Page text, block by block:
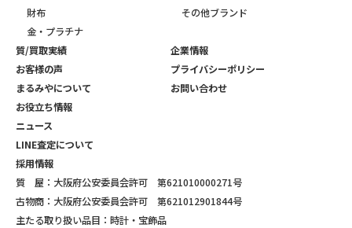
財布
金・プラチナ
その他ブランド
質/買取実績
お客様の声
まるみやについて
お役立ち情報
ニュース
LINE査定について
採用情報
企業情報
プライバシーポリシー
お問い合わせ
質 屋：大阪府公安委員会許可 第621010000271号
古物商：大阪府公安委員会許可 第621012901844号
主たる取り扱い品目：時計・宝飾品